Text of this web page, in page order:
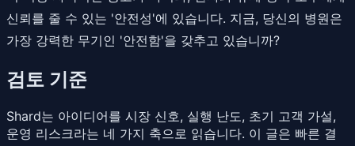
신뢰를 줄 수 있는 '안전성'에 있습니다. 지금, 당신의 병원은
가장 강력한 무기인 '안전함'을 갖추고 있습니까?
검토 기준
Shard는 아이디어를 시장 신호, 실행 난도, 초기 고객 가설,
운영 리스크라는 네 가지 축으로 읽습니다. 이 글은 빠른 결